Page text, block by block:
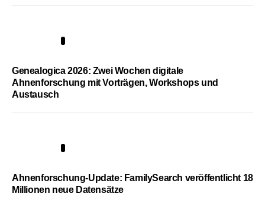
Genealogica 2026: Zwei Wochen digitale
Ahnenforschung mit Vorträgen, Workshops und
Austausch
Ahnenforschung-Update: FamilySearch veröffentlicht 18
Millionen neue Datensätze